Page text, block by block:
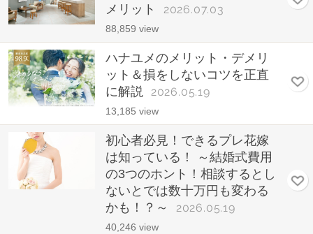
メリット
2026.07.03
88,859 view
ハナユメのメリット・デメリ
ット＆損をしないコツを正直
に解説
2026.05.19
13,185 view
初心者必見！できるプレ花嫁
は知っている！ ～結婚式費用
の3つのホント！相談するとし
ないとでは数十万円も変わる
かも！？～
2026.05.19
40,246 view